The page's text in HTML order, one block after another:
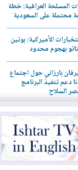
العراقية: خطة
على السعودية
الأميركية: بوتين
بهجوم محدود
بارزاني حول اجتماع
تنفيذ البرنامج
الدولة: من
البلاد خارجون عن
قرب باب المندب..